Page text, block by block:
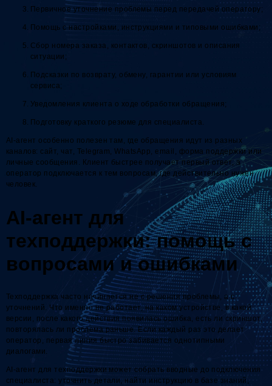
Первичное уточнение проблемы перед передачей оператору;
Помощь с настройками, инструкциями и типовыми ошибками;
Сбор номера заказа, контактов, скриншотов и описания
ситуации;
Подсказки по возврату, обмену, гарантии или условиям
сервиса;
Уведомления клиента о ходе обработки обращения;
Подготовку краткого резюме для специалиста.
AI-агент особенно полезен там, где обращения идут из разных
каналов: сайт, чат, Telegram, WhatsApp, email, форма поддержки или
личные сообщения. Клиент быстрее получает первый ответ, а
оператор подключается к тем вопросам, где действительно нужен
человек.
AI-агент для
техподдержки: помощь с
вопросами и ошибками
Техподдержка часто начинается не с решения проблемы, а с
уточнений. Что именно не работает, на каком устройстве, в какой
версии, после какого действия появилась ошибка, есть ли скриншот,
повторялась ли проблема раньше. Если каждый раз это делает
оператор, первая линия быстро забивается однотипными
диалогами.
AI-агент для техподдержки может собрать вводные до подключения
специалиста: уточнить детали, найти инструкцию в базе знаний,